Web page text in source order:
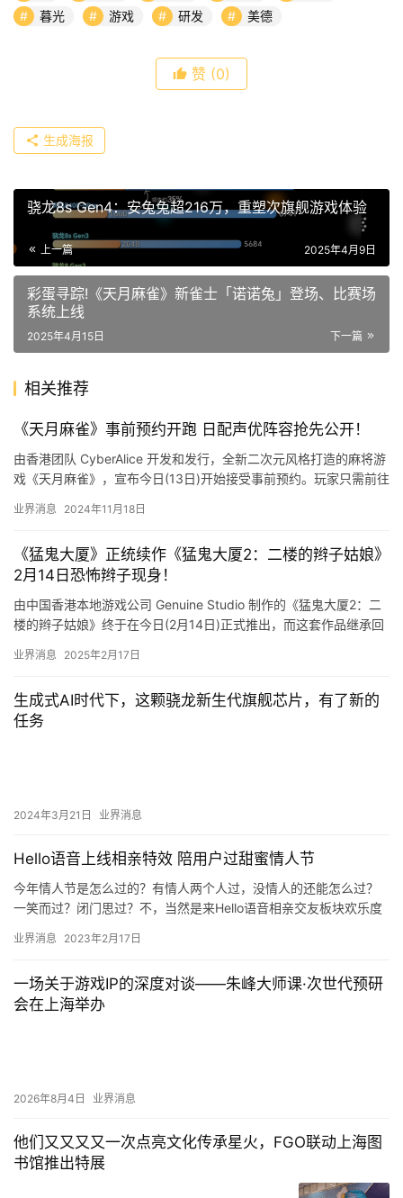
暮光
游戏 研发 美德
赞 (0)
生成海报
骁龙8s Gen4：安兔兔超216万，重塑次旗舰游戏体验
上一篇 2025年4月9日
彩蛋寻踪!《天月麻雀》新雀士「诺诺兔」登场、比赛场
系统上线
下一篇
2025年4月15日
相关推荐
《天月麻雀》事前预约开跑 日配声优阵容抢先公开！
由香港团队 CyberAlice 开发和发行，全新二次元风格打造的麻将游
戏《天月麻雀》，宣布今日(13日)开始接受事前预约。玩家只需前往
业界消息 2024年11月18日
《猛鬼大厦》正统续作《猛鬼大厦2：二楼的辫子姑娘》
2月14日恐怖辫子现身！
由中国香港本地游戏公司 Genuine Studio 制作的《猛鬼大厦2：二
楼的辫子姑娘》终于在今日(2月14日)正式推出，而这套作品继承回
业界消息 2025年2月17日
生成式AI时代下，这颗骁龙新生代旗舰芯片，有了新的
任务
2024年3月21日 业界消息
Hello语音上线相亲特效 陪用户过甜蜜情人节
今年情人节是怎么过的？有情人两个人过，没情人的还能怎么过？
一笑而过？闭门思过？不，当然是来Hello语音相亲交友板块欢乐度
业界消息 2023年2月17日
一场关于游戏IP的深度对谈——朱峰大师课·次世代预研
会在上海举办
2026年8月4日 业界消息
他们又又又又一次点亮文化传承星火，FGO联动上海图
书馆推出特展